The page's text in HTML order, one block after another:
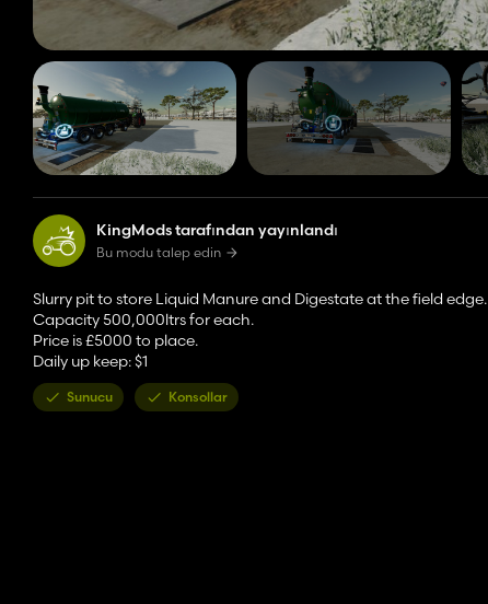
KingMods tarafından yayınlandı
Bu modu talep edin
Slurry pit to store Liquid Manure and Digestate at the field edge.
Capacity 500,000ltrs for each.
Price is £5000 to place.
Daily up keep: $1
Sunucu Konsollar